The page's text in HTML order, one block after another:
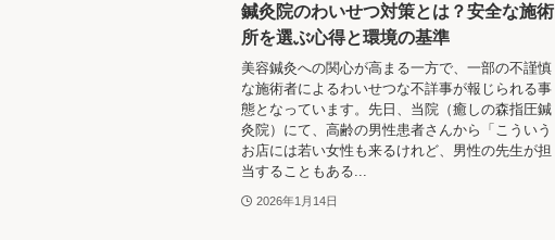
鍼灸院のわいせつ対策とは？安全な施術
所を選ぶ心得と環境の基準
美容鍼灸への関心が高まる一方で、一部の不謹慎
な施術者によるわいせつな不詳事が報じられる事
態となっています。先日、当院（癒しの森指圧鍼
灸院）にて、高齢の男性患者さんから「こういう
お店には若い女性も来るけれど、男性の先生が担
当することもある...
2026年1月14日